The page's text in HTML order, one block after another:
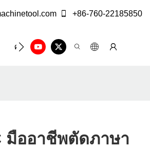
+86-760-22185850
ศูนย์ข้อมูล ติดต่อเรา
มืออาชีพตัดภาษา